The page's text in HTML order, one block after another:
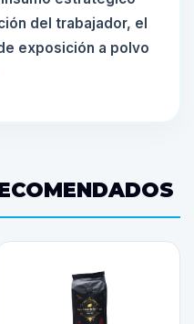
del trabajador, el
exposición a polvo